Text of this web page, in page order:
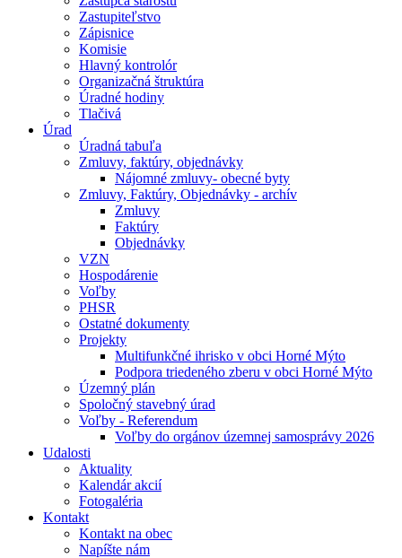
Zastupiteľstvo
Zápisnice
Komisie
Hlavný kontrolór
Organizačná štruktúra
Úradné hodiny
Tlačivá
Úrad
Úradná tabuľa
Zmluvy, faktúry, objednávky
Nájomné zmluvy- obecné byty
Zmluvy, Faktúry, Objednávky - archív
Zmluvy
Faktúry
Objednávky
VZN
Hospodárenie
Voľby
PHSR
Ostatné dokumenty
Projekty
Multifunkčné ihrisko v obci Horné Mýto
Podpora triedeného zberu v obci Horné Mýto
Územný plán
Spoločný stavebný úrad
Voľby - Referendum
Voľby do orgánov územnej samosprávy 2026
Udalosti
Aktuality
Kalendár akcií
Fotogaléria
Kontakt
Kontakt na obec
Napíšte nám